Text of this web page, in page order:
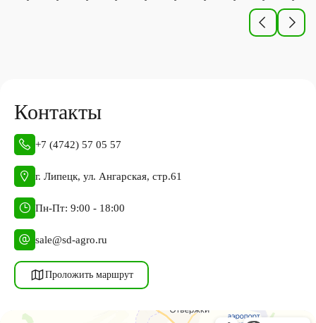
Контакты
+7 (4742) 57 05 57
г. Липецк, ул. Ангарская, стр.61
Пн-Пт: 9:00 - 18:00
sale@sd-agro.ru
Проложить маршрут